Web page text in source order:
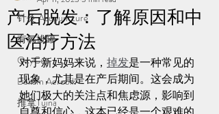
针灸 Acupuncture
有氧拔罐
OxyCup
Bekam Aerobik
推拿Tuina
产后脱发：了解原因和中
医治疗方法
对于新妈妈来说， 掉发是一种常见的
现象，尤其是在产后期间。这会成为
她们极大的关注点和焦虑源，影响到